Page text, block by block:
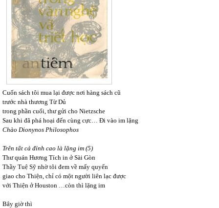
Cuốn sách tôi mua lại được nơi hàng sách cũ
trước nhà thương Từ Dủ
trong phần cuối, thư gửi cho Nietzsche
Sau khi đã phá hoại đến cùng cực… Đi vào im lặng
Chào Dionynos Philosophos
Trên tất cả đỉnh cao là lặng im (5)
Thư quán Hương Tích in ở Sài Gòn
Thầy Tuệ Sỹ nhờ tôi đem về mấy quyển
giao cho Thiện, chỉ có một người liên lạc được
với Thiện ở Houston …còn thì lặng im
Bây giờ thì